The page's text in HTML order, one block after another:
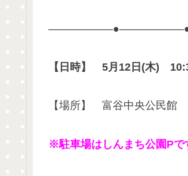
【日時】 5月12日(木)
【場所】 富谷中央公民
※駐車場はしんまち公園Pで